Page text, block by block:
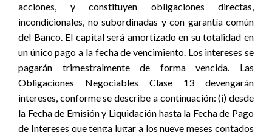
acciones, y constituyen obligaciones directas,
incondicionales, no subordinadas y con garantía común
del Banco. El capital será amortizado en su totalidad en
un único pago a la fecha de vencimiento. Los intereses se
pagarán trimestralmente de forma vencida. Las
Obligaciones Negociables Clase 13 devengarán
intereses, conforme se describe a continuación: (i) desde
la Fecha de Emisión y Liquidación hasta la Fecha de Pago
de Intereses que tenga lugar a los nueve meses contados